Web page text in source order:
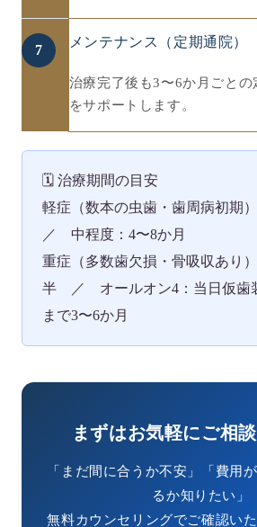
7
メンテナンス（定期通院）
治療完了後も3〜6か月ごと
をサポートします。
🗓 治療期間の目安
軽症（数本の虫歯・歯周病初期
／ 中程度：4〜8か月
重症（多数歯欠損・骨吸収あり
半 ／ オールオン4：当日仮歯
まで3〜6か月
まずはお気軽にご相
「まだ間に合うか不安」「費用
るか知りたい」
無料カウンセリングでご確認い